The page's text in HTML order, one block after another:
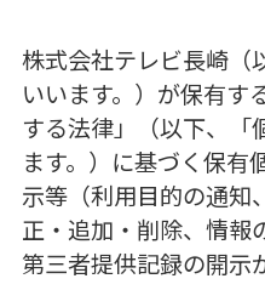
株式会社テレビ長崎（
いいます。）が保有す
する法律」（以下、「
ます。）に基づく保有
示等（利用目的の通知
正・追加・削除、情報
第三者提供記録の開示